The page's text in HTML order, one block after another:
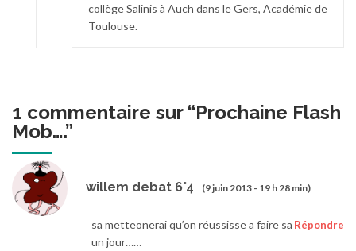
collège Salinis à Auch dans le Gers, Académie de
Toulouse.
1 commentaire sur “Prochaine Flash
Mob….”
willem debat 6°4 (9 juin 2013 - 19 h 28 min)
Répondre
sa metteonerai qu’on réussisse a faire sa
un jour……